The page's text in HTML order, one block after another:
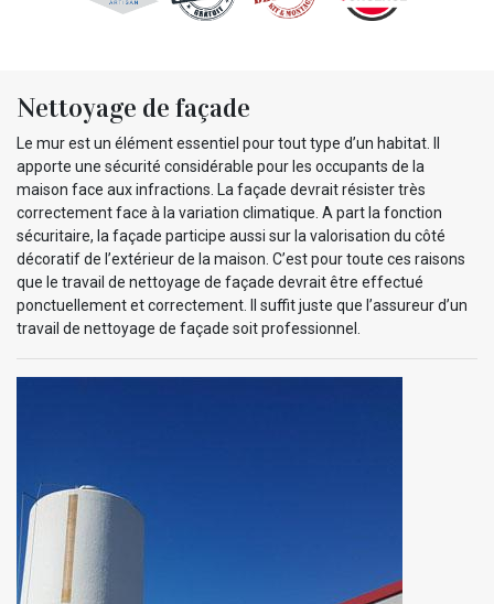
Nettoyage de façade
Le mur est un élément essentiel pour tout type d’un habitat. Il
apporte une sécurité considérable pour les occupants de la
maison face aux infractions. La façade devrait résister très
correctement face à la variation climatique. A part la fonction
sécuritaire, la façade participe aussi sur la valorisation du côté
décoratif de l’extérieur de la maison. C’est pour toute ces raisons
que le travail de nettoyage de façade devrait être effectué
ponctuellement et correctement. Il suffit juste que l’assureur d’un
travail de nettoyage de façade soit professionnel.